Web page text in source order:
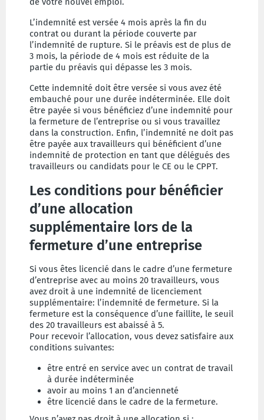
L’indemnité est versée 4 mois après la fin du
contrat ou durant la période couverte par
l’indemnité de rupture. Si le préavis est de plus de
3 mois, la période de 4 mois est réduite de la
partie du préavis qui dépasse les 3 mois.
Cette indemnité doit être versée si vous avez été
embauché pour une durée indéterminée. Elle doit
être payée si vous bénéficiez d’une indemnité pour
la fermeture de l’entreprise ou si vous travaillez
dans la construction. Enfin, l’indemnité ne doit pas
être payée aux travailleurs qui bénéficient d’une
indemnité de protection en tant que délégués des
travailleurs ou candidats pour le CE ou le CPPT.
Les conditions pour bénéficier
d’une allocation
supplémentaire lors de la
fermeture d’une entreprise
Si vous êtes licencié dans le cadre d’une fermeture
d’entreprise avec au moins 20 travailleurs, vous
avez droit à une indemnité de licenciement
supplémentaire: l’indemnité de fermeture. Si la
fermeture est la conséquence d’une faillite, le seuil
des 20 travailleurs est abaissé à 5.
Pour recevoir l’allocation, vous devez satisfaire aux
conditions suivantes:
être entré en service avec un contrat de travail
à durée indéterminée
avoir au moins 1 an d’ancienneté
être licencié dans le cadre de la fermeture.